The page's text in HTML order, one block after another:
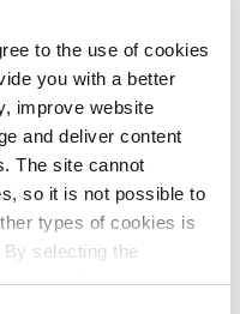
to the use of cookies
you with a better
improve website
and deliver content
The site cannot
so it is not possible to
types of cookies is
selecting the
where you can
Materada Plava Laguna